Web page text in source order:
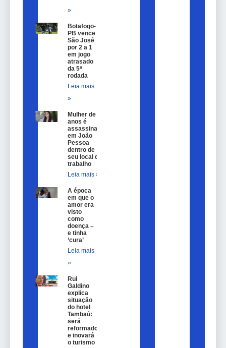
»
Botafogo-
PB vence
São José
por 2 a 1
em jogo
atrasado
da 5ª
rodada
Leia mais
»
Mulher de 25
anos é
assassinada
em João
Pessoa
dentro de
seu local de
trabalho
Leia mais »
A época
em que o
amor era
visto
como
doença –
e tinha
‘cura’
Leia mais
»
Rui
Galdino
explica
situação
do hotel
Tambaú:
será
reformado
e inovará
o turismo